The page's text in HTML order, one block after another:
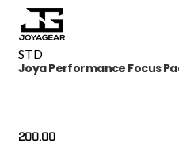
STD
Joya Performance Focus
200.00